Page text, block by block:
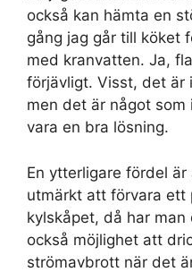
också kan hämta en
gång jag går till köket
med kranvatten. Ja,
förjävligt. Visst, det är
men det är något
vara en bra lösning.
En ytterligare fördel
utmärkt att förvara ett
kylskåpet, då har
också möjlighet att
strömavbrott när det